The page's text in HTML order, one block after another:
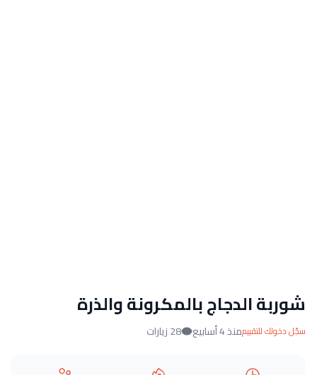
شوربة الدجاج بالمكرونة والذرة
سجّل دخولك للتقييممنذ 4 أسابيع 28 زيارات